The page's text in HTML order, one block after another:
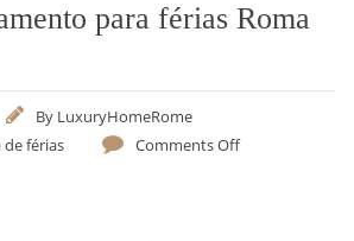
para férias Roma
By LuxuryHomeRome
de férias Comments Off